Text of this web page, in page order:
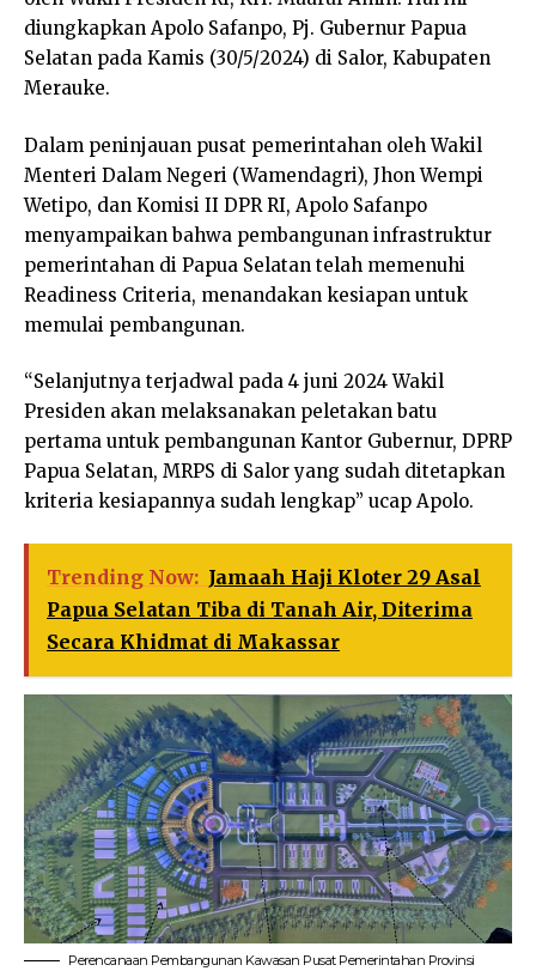
diungkapkan Apolo Safanpo, Pj. Gubernur Papua
Selatan pada Kamis (30/5/2024) di Salor, Kabupaten
Merauke.
Dalam peninjauan pusat pemerintahan oleh Wakil
Menteri Dalam Negeri (Wamendagri), Jhon Wempi
Wetipo, dan Komisi II DPR RI, Apolo Safanpo
menyampaikan bahwa pembangunan infrastruktur
pemerintahan di Papua Selatan telah memenuhi
Readiness Criteria, menandakan kesiapan untuk
memulai pembangunan.
“Selanjutnya terjadwal pada 4 juni 2024 Wakil
Presiden akan melaksanakan peletakan batu
pertama untuk pembangunan Kantor Gubernur, DPRP
Papua Selatan, MRPS di Salor yang sudah ditetapkan
kriteria kesiapannya sudah lengkap” ucap Apolo.
Trending Now: Jamaah Haji Kloter 29 Asal
Papua Selatan Tiba di Tanah Air, Diterima
Secara Khidmat di Makassar
Perencanaan Pembangunan Kawasan Pusat Pemerintahan Provinsi